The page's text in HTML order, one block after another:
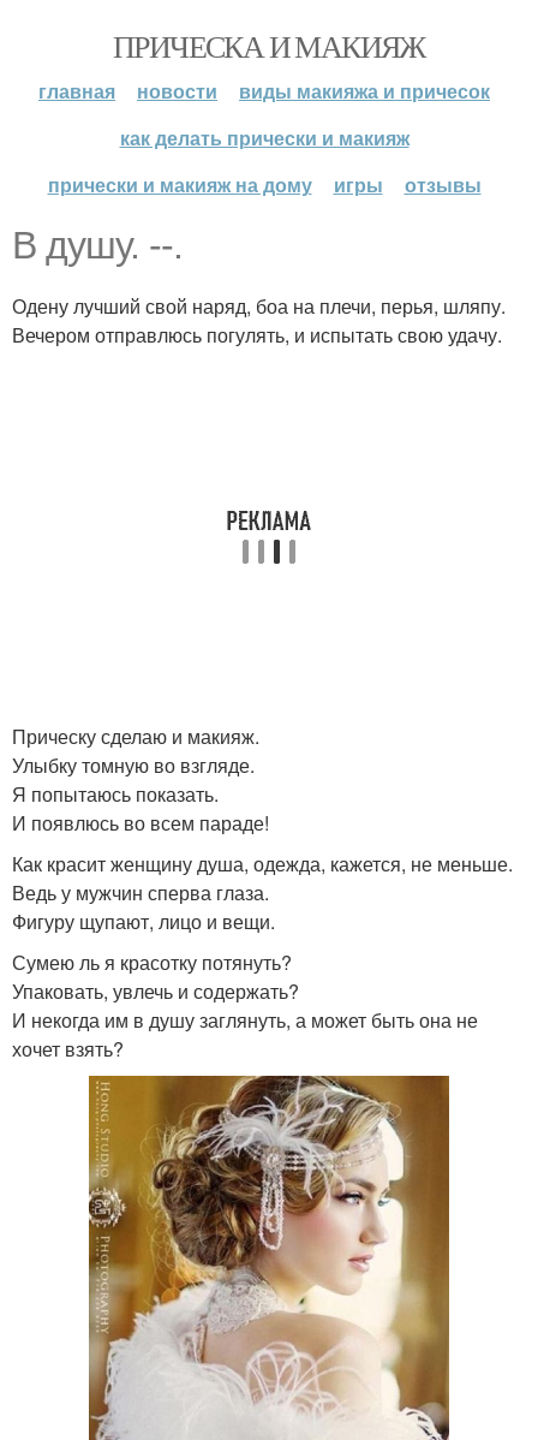
ПРИЧЕСКА И МАКИЯЖ
главная новости
виды макияжа и причесок
как делать прически и макияж
прически и макияж на дому
игры отзывы
В душу. --.
Одену лучший свой наряд, боа на плечи, перья, шляпу.
Вечером отправлюсь погулять, и испытать свою удачу.
Прическу сделаю и макияж.
Улыбку томную во взгляде.
Я попытаюсь показать.
И появлюсь во всем параде!
Как красит женщину душа, одежда, кажется, не меньше.
Ведь у мужчин сперва глаза.
Фигуру щупают, лицо и вещи.
Сумею ль я красотку потянуть?
Упаковать, увлечь и содержать?
И некогда им в душу заглянуть, а может быть она не
хочет взять?